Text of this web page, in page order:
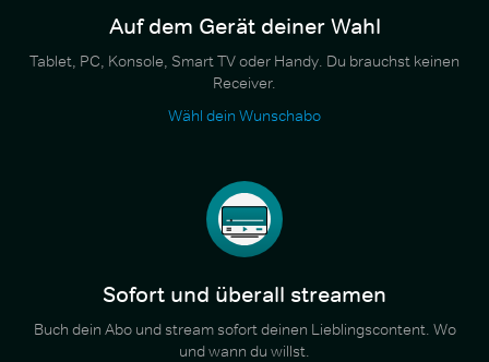
Auf dem Gerät deiner Wahl
Tablet, PC, Konsole, Smart TV oder Handy. Du brauchst keinen
Receiver.
Wähl dein Wunschabo
Sofort und überall streamen
Buch dein Abo und stream sofort deinen Lieblingscontent. Wo
und wann du willst.